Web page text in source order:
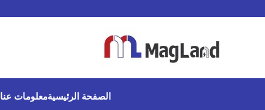
الصفحة الرئيسيةمعلومات عنا